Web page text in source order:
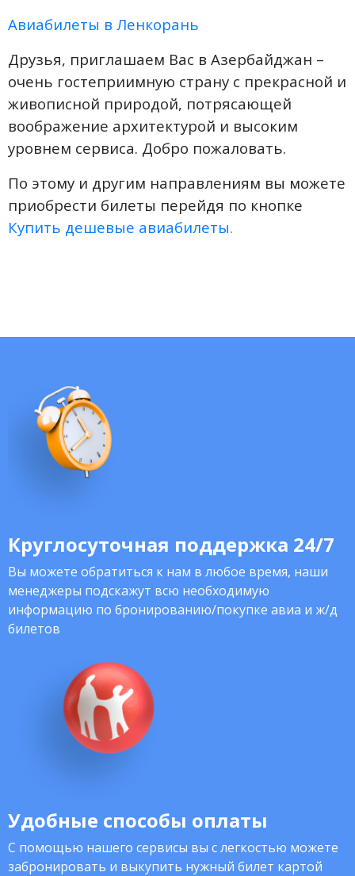
Авиабилеты в Ленкорань
Друзья, приглашаем Вас в Азербайджан –
очень гостеприимную страну с прекрасной и
живописной природой, потрясающей
воображение архитектурой и высоким
уровнем сервиса. Добро пожаловать.
По этому и другим направлениям вы можете
приобрести билеты перейдя по кнопке
Купить дешевые авиабилеты.
Круглосуточная поддержка 24/7
Вы можете обратиться к нам в любое время, наши
менеджеры подскажут всю необходимую
информацию по бронированию/покупке авиа и ж/д
билетов
Удобные способы оплаты
С помощью нашего сервисы вы с легкостью можете
забронировать и выкупить нужный билет картой